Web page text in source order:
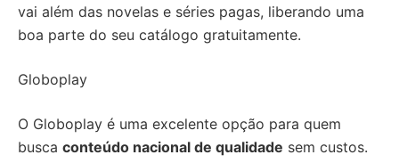
vai além das novelas e séries pagas, liberando uma
boa parte do seu catálogo gratuitamente.
Globoplay
O Globoplay é uma excelente opção para quem
busca conteúdo nacional de qualidade sem custos.